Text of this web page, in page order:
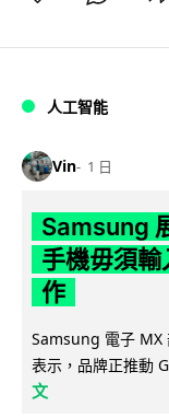
人工智能
Vin 1 日
Samsung
手機毋須輸
作
Samsung 電子 MX
表示，品牌正推動
文